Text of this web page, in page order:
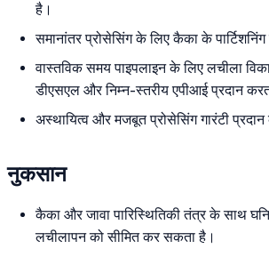
है।
समानांतर प्रोसेसिंग के लिए कैका के
वास्तविक समय पाइपलाइन के लिए लचीला
डीएसएल और निम्न-स्तरीय एपीआई प्रदान
अस्थायित्व और मजबूत प्रोसेसिंग गारंटी
नुकसान
कैका और जावा पारिस्थितिकी तंत्र के साथ
लचीलापन को सीमित कर सकता है।